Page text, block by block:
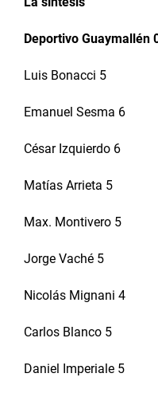
Deportivo Guaymallén
Luis Bonacci 5
Emanuel Sesma 6
César Izquierdo 6
Matías Arrieta 5
Max. Montivero 5
Jorge Vaché 5
Nicolás Mignani 4
Carlos Blanco 5
Daniel Imperiale 5